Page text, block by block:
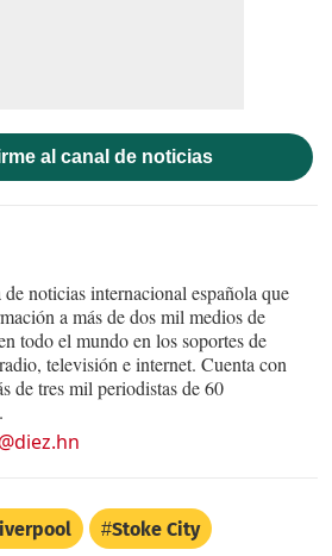
al canal de noticias
de noticias internacional española que
a más de dos mil medios de
todo el mundo en los soportes de
televisión e internet. Cuenta con
de tres mil periodistas de 60
Stoke City